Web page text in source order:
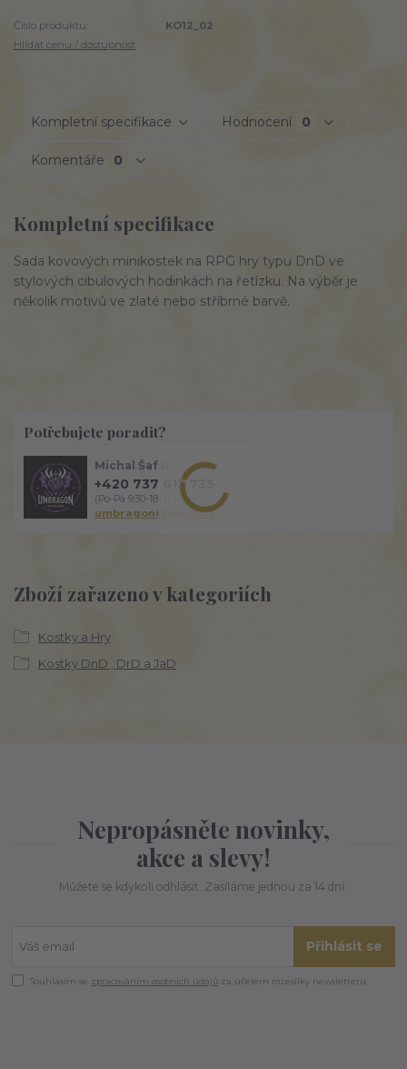
Číslo produktu:
KO12_02
Hlídat cenu / dostupnost
Kompletní specifikace Hodnocení 0
Komentáře 0
Kompletní specifikace
Sada kovových minikostek na RPG hry typu DnD ve
stylových cibulových hodinkách na řetízku. Na výběr je
několik motivů ve zlaté nebo stříbrné barvě.
Zboží zařazeno v kategoriích
Kostky a Hry
Kostky DnD , DrD a JaD
Potřebujete poradit?
Michal Šafář
+420 737 613 735
(Po-Pá 9:30-18:00 hod.)
umbragon@email.cz
Nepropásněte novinky,
akce a slevy!
Můžete se kdykoli odhlásit. Zasíláme jednou za 14 dní.
Přihlásit se
Souhlasím se zpracováním osobních údajů za účelem rozesílky newsletteru.